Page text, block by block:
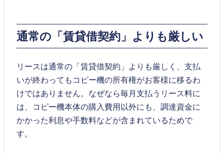
通常の「賃貸借契約」よりも厳しい
リースは通常の「賃貸借契約」よりも厳しく、支払
いが終わってもコピー機の所有権がお客様に移るわ
けではありません。なぜなら毎月支払うリース料に
は、コピー機本体の購入費用以外にも、調達資金に
かかった利息や手数料などが含まれているためで
す。